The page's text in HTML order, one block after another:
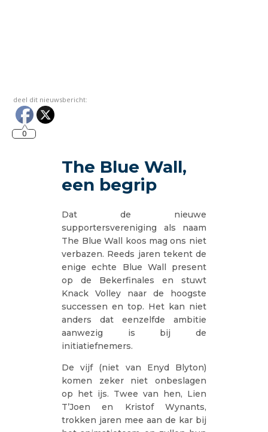
deel dit nieuwsbericht:
0
The Blue Wall,
een begrip
Dat de nieuwe
supportersvereniging als naam
The Blue Wall koos mag ons niet
verbazen. Reeds jaren tekent de
enige echte Blue Wall present
op de Bekerfinales en stuwt
Knack Volley naar de hoogste
successen en top. Het kan niet
anders dat eenzelfde ambitie
aanwezig is bij de
initiatiefnemers.
De vijf (niet van Enyd Blyton)
komen zeker niet onbeslagen
op het ijs. Twee van hen, Lien
T’Joen en Kristof Wynants,
trokken jaren mee aan de kar bij